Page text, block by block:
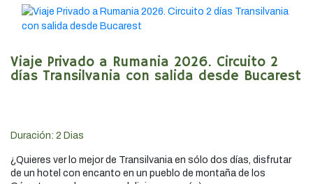
Viaje Privado a Rumania 2026. Circuito 2
días Transilvania con salida desde Bucarest
Duración: 2 Dias
¿Quieres ver lo mejor de Transilvania en sólo dos días, disfrutar
de un hotel con encanto en un pueblo de montaña de los